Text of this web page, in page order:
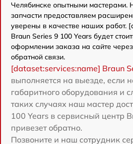
Челябинске опытными мастерами.
запчасти предоставляем
уверены в качестве наших работ.
Braun Series 9 100 Years будет
оформлении заказа на сайте
обратной связи.
[dataset:services:name] Braun
выполняется на выезде, если
габаритного оборудования и
таких случаях наш мастер
100 Years в сервисный центр
привезет обратно.
Позвоните и наш сотрудник